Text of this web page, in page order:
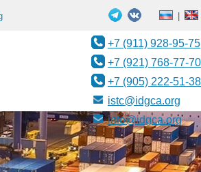
+7 (911) 928-95-75
+7 (921) 768-77-70
+7 (905) 222-51-38
istc@idgca.org
info@idgca.org